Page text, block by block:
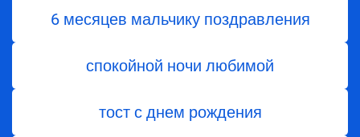
6 месяцев мальчику поздравления
спокойной ночи любимой
тост с днем ​​рождения